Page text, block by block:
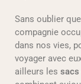
Sans oublier
compagnie
dans nos vies,
voyager avec
ailleurs les sacs